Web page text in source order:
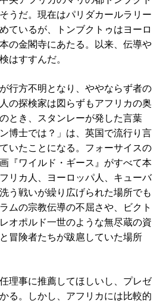
うだ。現在はパリダカールラリー
ているが、トンブクトゥはヨーロ
の金閣寺にあたる。以来、伝導や
はすすんだ。
行方不明となり、ややならず者の
の探検家は図らずもアフリカの奥
とき、スタンレーが発した言葉
博士では？」は、英国で流行り言
いたことになる。フォーサイスの
『ワイルド・ギース』がすべて本
リカ人、ヨーロッパ人、キューバ
う戦いが繰り広げられた場所でも
ムの宗教伝導の不屈さや、ビクト
オポルド一世のような無尽蔵の資
冒険者たちが跋扈していた場所
理事に推薦してほしいし、プレゼ
る。しかし、アフリカには比較的